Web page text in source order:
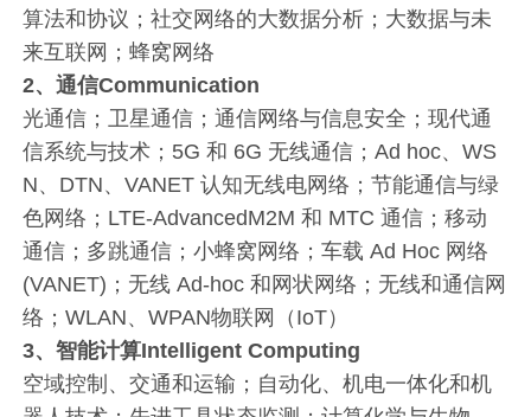
算法和协议；社交网络的大数据分析；大数据与未
来互联网；蜂窝网络
2、通信Communication
光通信；卫星通信；通信网络与信息安全；现代通
信系统与技术；5G 和 6G 无线通信；Ad hoc、WS
N、DTN、VANET 认知无线电网络；节能通信与绿
色网络；LTE-AdvancedM2M 和 MTC 通信；移动
通信；多跳通信；小蜂窝网络；车载 Ad Hoc 网络
(VANET)；无线 Ad-hoc 和网状网络；无线和通信网
络；WLAN、WPAN物联网（IoT）
3、智能计算Intelligent Computing
空域控制、交通和运输；自动化、机电一体化和机